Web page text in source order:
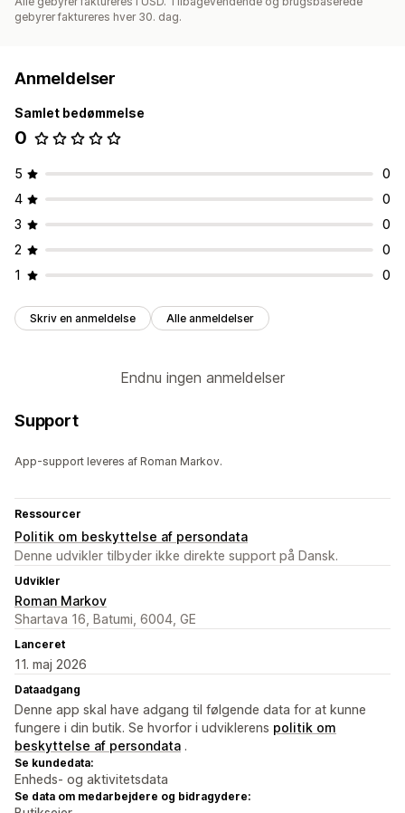
gebyrer faktureres hver 30. dag.
Anmeldelser
Samlet bedømmelse
0
5
0
4
0
3
0
2
0
1
0
Skriv en anmeldelse Alle anmeldelser
Endnu ingen anmeldelser
Support
App-support leveres af Roman Markov.
Ressourcer
Politik om beskyttelse af persondata
Denne udvikler tilbyder ikke direkte support på Dansk.
Udvikler
Roman Markov
Shartava 16, Batumi, 6004, GE
Lanceret
11. maj 2026
Dataadgang
Denne app skal have adgang til følgende data for at kunne
fungere i din butik. Se hvorfor i udviklerens politik om
beskyttelse af persondata .
Se kundedata:
Enheds- og aktivitetsdata
Se data om medarbejdere og bidragydere: